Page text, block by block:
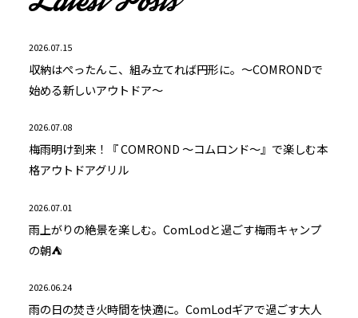
2026.07.15
収納はぺったんこ、組み立てれば円形に。～COMRONDで
始める新しいアウトドア～
2026.07.08
梅雨明け到来！『 COMROND ～コムロンド～』で楽しむ本
格アウトドアグリル
2026.07.01
雨上がりの絶景を楽しむ。ComLodと過ごす梅雨キャンプ
の朝⛺
2026.06.24
雨の日の焚き火時間を快適に。ComLodギアで過ごす大人